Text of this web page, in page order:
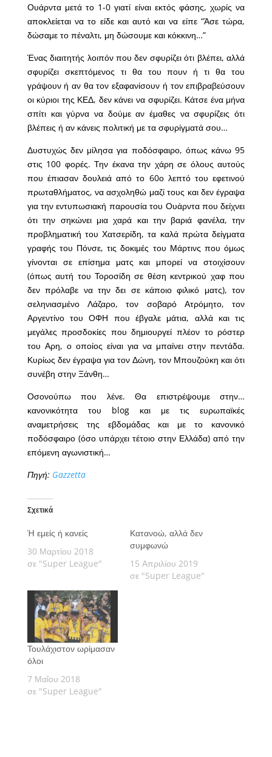
Ουάρντα μετά το 1-0 γιατί είναι εκτός φάσης, χωρίς να
αποκλείεται να το είδε και αυτό και να είπε “Άσε τώρα,
δώσαμε το πέναλτι, μη δώσουμε και κόκκινη…”
Ένας διαιτητής λοιπόν που δεν σφυρίζει ότι βλέπει, αλλά
σφυρίζει σκεπτόμενος τι θα του πουν ή τι θα του
γράψουν ή αν θα τον εξαφανίσουν ή τον επιβραβεύσουν
οι κύριοι της ΚΕΔ, δεν κάνει να σφυρίζει. Κάτσε ένα μήνα
σπίτι και γύρνα να δούμε αν έμαθες να σφυρίζεις ότι
βλέπεις ή αν κάνεις πολιτική με τα σφυρίγματά σου…
Δυστυχώς δεν μίλησα για ποδόσφαιρο, όπως κάνω 95
στις 100 φορές. Την έκανα την χάρη σε όλους αυτούς
που έπιασαν δουλειά από το 60ο λεπτό του εφετινού
πρωταθλήματος, να ασχοληθώ μαζί τους και δεν έγραψα
για την εντυπωσιακή παρουσία του Ουάρντα που δείχνει
ότι την σηκώνει μια χαρά και την βαριά φανέλα, την
προβληματική του Χατσερίδη, τα καλά πρώτα δείγματα
γραφής του Πόνσε, τις δοκιμές του Μάρτινς που όμως
γίνονται σε επίσημα ματς και μπορεί να στοιχίσουν
(όπως αυτή του Τοροσίδη σε θέση κεντρικού χαφ που
δεν πρόλαβε να την δει σε κάποιο φιλικό ματς), τον
σεληνιασμένο Λάζαρο, τον σοβαρό Ατρόμητο, τον
Αργεντίνο του ΟΦΗ που έβγαλε μάτια, αλλά και τις
μεγάλες προσδοκίες που δημιουργεί πλέον το ρόστερ
του Αρη, ο οποίος είναι για να μπαίνει στην πεντάδα.
Κυρίως δεν έγραψα για τον Δώνη, τον Μπουζούκη και ότι
συνέβη στην Ξάνθη…
Οσονούπω που λένε. Θα επιστρέψουμε στην…
κανονικότητα του blog και με τις ευρωπαϊκές
αναμετρήσεις της εβδομάδας και με το κανονικό
ποδόσφαιρο (όσο υπάρχει τέτοιο στην Ελλάδα) από την
επόμενη αγωνιστική…
Πηγή: Gazzetta
Σχετικά
Ή εμείς ή κανείς
30 Μαρτίου 2018
σε "Super League"
Κατανοώ, αλλά δεν
συμφωνώ
15 Απριλίου 2019
σε "Super League"
Τουλάχιστον ωρίμασαν
όλοι
7 Μαΐου 2018
σε "Super League"